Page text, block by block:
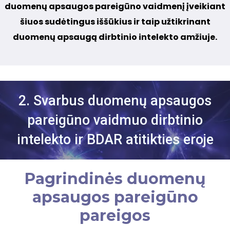
duomenų apsaugos pareigūno vaidmenį įveikiant
šiuos sudėtingus iššūkius ir taip užtikrinant
duomenų apsaugą dirbtinio intelekto amžiuje.
2. Svarbus duomenų apsaugos
pareigūno vaidmuo dirbtinio
intelekto ir BDAR atitikties eroje
Pagrindinės duomenų
apsaugos pareigūno
pareigos